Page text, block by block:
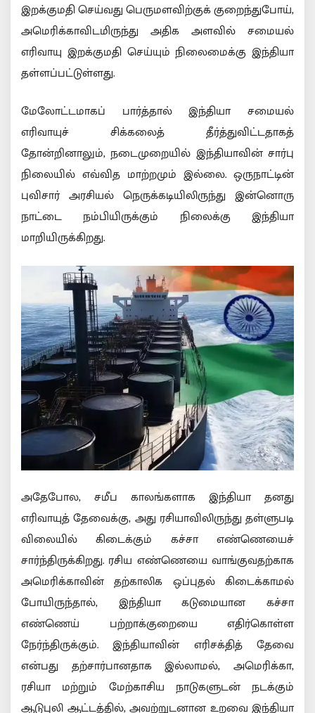
இறக்குமதி செய்வது பெருமளவிற்குக் குறைந்துபோய்,
அமெரிக்காவிடமிருந்து அதிக அளவில் சமையல்
எரிவாயு இறக்குமதி செய்யும் நிலைமைக்கு இந்தியா
தள்ளப்பட்டுள்ளது.
மேலோட்டமாகப் பார்த்தால் இந்தியா சமையல்
எரிவாயுச் சிக்கலைத் தீர்த்துவிட்டதாகத்
தோன்றினாலும், நடைமுறையில் இந்தியாவின் சார்பு
நிலையில் எவ்வித மாற்றமும் இல்லை. ஒருநாட்டின்
புவிசார் அரசியல் நெருக்கடியிலிருந்து இன்னொரு
நாட்டை நம்பியிருக்கும் நிலைக்கு இந்தியா
மாறியிருக்கிறது.
அதேபோல, சமீப காலங்களாக இந்தியா தனது
எரிவாயுத் தேவைக்கு, அது ரசியாவிலிருந்து தள்ளுபடி
விலையில் கிடைக்கும் கச்சா எண்ணெயைச்
சார்ந்திருக்கிறது. ரசிய எண்ணெயை வாங்குவதற்காக
அமெரிக்காவின் தற்காலிக ஒப்புதல் கிடைக்காமல்
போயிருந்தால், இந்தியா கடுமையான கச்சா
எண்ணெய் பற்றாக்குறையை எதிர்கொள்ள
நேர்ந்திருக்கும். இந்தியாவின் எரிசக்தித் தேவை
என்பது தற்சார்பானதாக இல்லாமல், அமெரிக்கா,
ரசியா மற்றும் மேற்காசிய நாடுகளுடன் நடக்கும்
ஆடுபுலி ஆட்டத்தில், அவற்றுடனான உறவை இந்தியா